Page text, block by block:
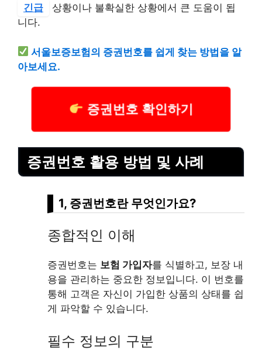
긴급
상황이나 불확실한 상황에서 큰 도움이 됩
니다.
서울보증보험의 증권번호를 쉽게 찾는 방법을 알
아보세요.
증권번호 확인하기
증권번호 활용 방법 및 사례
1, 증권번호란 무엇인가요?
종합적인 이해
증권번호는 보험 가입자를 식별하고, 보장 내
용을 관리하는 중요한 정보입니다. 이 번호를
통해 고객은 자신이 가입한 상품의 상태를 쉽
게 파악할 수 있습니다.
필수 정보의 구분